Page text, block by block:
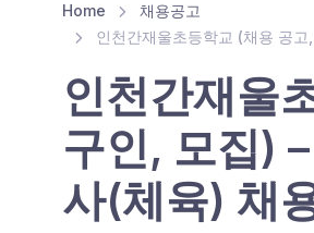
Home
채용공고
인천간재울초등학교 (채용 공
인천간재울
구인, 모집)
사(체육) 채